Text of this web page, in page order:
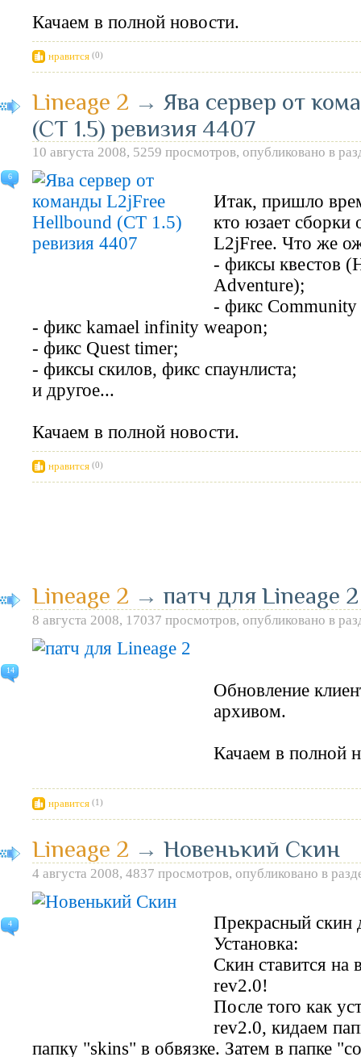
Качаем в полной новости.
нравится (0)
6
Lineage 2 → Ява сервер от
(CT 1.5) ревизия 4407
10 августа 2008, 5259 просмотров, опубликовано в
Итак, пришло
кто юзает сборки
L2jFree. Что же
- фиксы квестов
Adventure);
- фикс Community
- фикс kamael infinity weapon;
- фикс Quest timer;
- фиксы скилов, фикс спаунлиста;
и другое...
Качаем в полной новости.
нравится (0)
14
Lineage 2 →патч для Lineage 2
8 августа 2008, 17037 просмотров, опубликовано в
Обновление
архивом.
Качаем в полной
нравится (1)
4
Lineage 2 → Новенький Скин
4 августа 2008, 4837 просмотров, опубликовано в
Прекрасный скин
Установка:
Скин ставится на
rev2.0!
После того как
rev2.0, кидаем
папку "skins" в обвязке. Затем в папке